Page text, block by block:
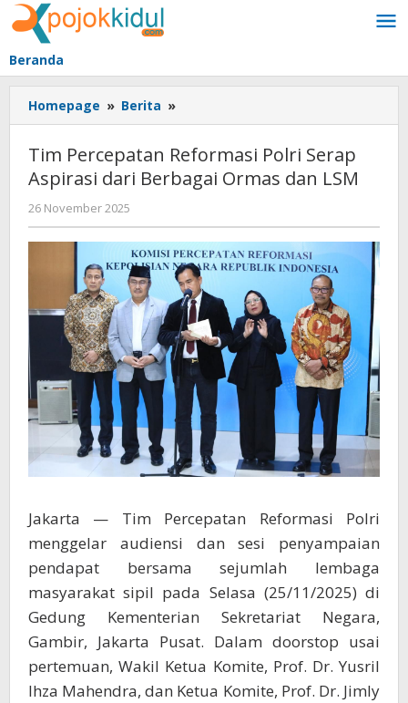
Lewati
ke
konten
Beranda
Homepage » Berita »
Percepatan
Polri
Serap
Berbagai
Ormas
dan
LSM
Tim Percepatan Reformasi Polri Serap
Aspirasi dari Berbagai Ormas dan LSM
26 November 2025
BangAdmin
Jakarta — Tim Percepatan Reformasi Polri
menggelar audiensi dan sesi penyampaian
pendapat bersama sejumlah lembaga
masyarakat sipil pada Selasa (25/11/2025) di
Gedung Kementerian Sekretariat Negara,
Gambir, Jakarta Pusat. Dalam doorstop usai
pertemuan, Wakil Ketua Komite, Prof. Dr. Yusril
Ihza Mahendra, dan Ketua Komite, Prof. Dr. Jimly